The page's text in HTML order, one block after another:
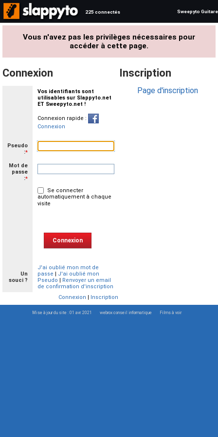
225 connectés Sweepyto Guitare
Vous n'avez pas les privilèges nécessaires pour
accéder à cette page.
Connexion
Vos identifiants sont
utilisables sur Slappyto.net
ET Sweepyto.net !
Connexion rapide :
Connexion
Pseudo
:*
Mot de
passe
:*
Se connecter
automatiquement à chaque
visite
Un
souci ?
J'ai oublié mon mot de
passe | J'ai oublié mon
Pseudo | Renvoyer un email
de confirmation d'inscription
Connexion | Inscription
Inscription
Page d'inscription
Mise à jour du site : 01 avr. 2021 webrox conseil informatique Films à voir